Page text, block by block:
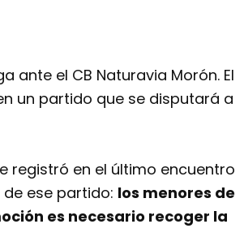
ante el CB Naturavia Morón. El
un partido que se disputará a
registró en el último encuentro
ese partido: los menores de
es necesario recoger la